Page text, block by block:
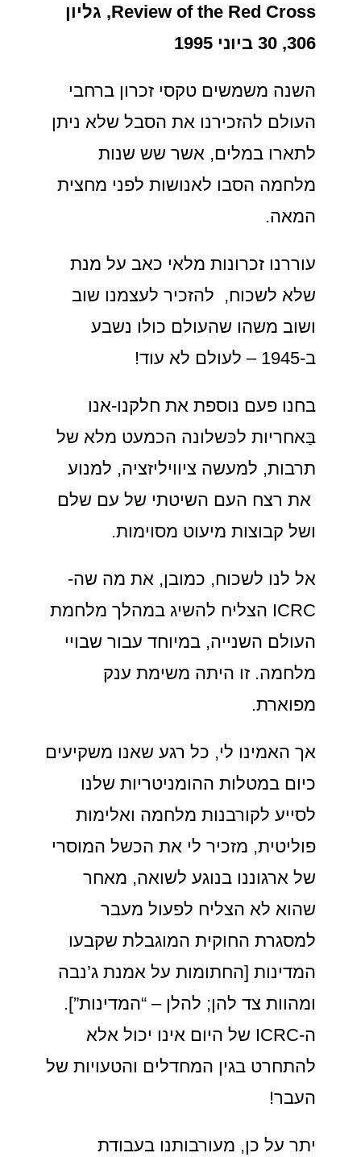
Review of the Red Cross, גליון
306, 30 ביוני 1995
השנה משמשים טקסי זכרון ברחבי
העולם להזכירנו את הסבל שלא ניתן
לתארו במלים, אשר שש שנות
מלחמה הסבו לאנושות לפני מחצית
המאה.
עוררנו זכרונות מלאי כאב על מנת
שלא לשכוח, להזכיר לעצמנו שוב
ושוב משהו שהעולם כולו נשבע
ב-1945 – לעולם לא עוד!
בחנו פעם נוספת את חלקנו-אנו
בַּאחריות לכּשלונה הכמעט מלא של
תרבות, למעשה ציוויליזציה, למנוע
את רצח העם השיטתי של עם שלם
ושל קבוצות מיעוט מסוימות.
אל לנו לשכוח, כמובן, את מה שה-
ICRC הצליח להשיג במהלך מלחמת
העולם השנייה, במיוחד עבור שבויי
מלחמה. זו היתה משימת ענק
מפוארת.
אך האמינו לי, כל רגע שאנו משקיעים
כיום במטלות ההומניטריות שלנו
לסייע לקורבנות מלחמה ואלימות
פוליטית, מזכיר לי את הכשל המוסרי
של ארגוננו בנוגע לשואה, מאחר
שהוא לא הצליח לפעול מעבר
למסגרת החוקית המוגבלת שקבעו
המדינות [החתומות על אמנת ג’נבה
ומהוות צד להן; להלן – “המדינות”].
ה-ICRC של היום אינו יכול אלא
להתחרט בגין המחדלים והטעויות של
העבר!
יתר על כן, מעורבותנו בעבודת